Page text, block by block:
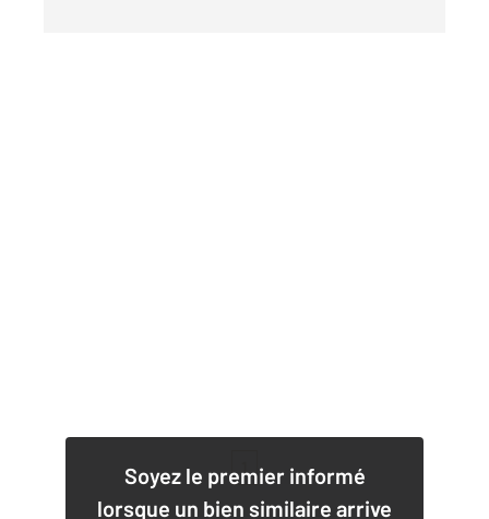
Soyez le premier informé
lorsque un bien similaire arrive